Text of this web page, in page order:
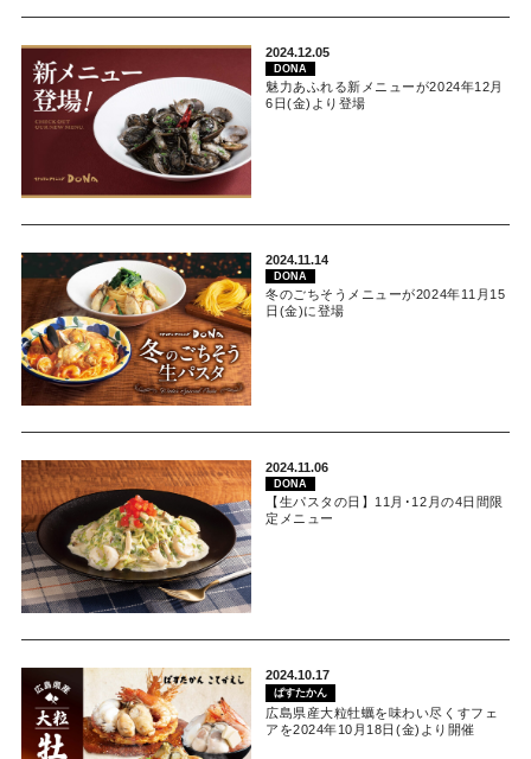
2024.12.05
DONA
魅力あふれる新メニューが2024年12月
6日(金)より登場
2024.11.14
DONA
冬のごちそうメニューが2024年11月15
日(金)に登場
2024.11.06
DONA
【生パスタの日】11月･12月の4日間限
定メニュー
2024.10.17
ぱすたかん
広島県産大粒牡蠣を味わい尽くすフェ
アを2024年10月18日(金)より開催